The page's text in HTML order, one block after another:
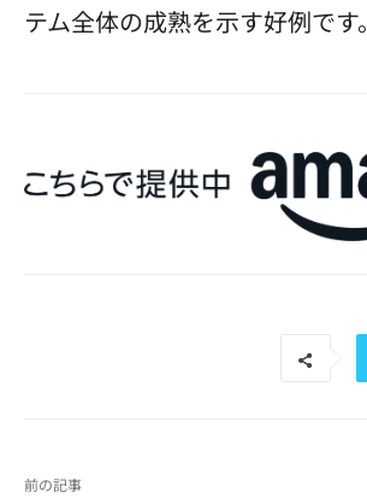
テム全体の成熟を示す好例です。
前の記事